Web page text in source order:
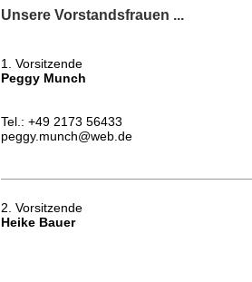
Unsere Vorstandsfrauen ...
1. Vorsitzende
Peggy Munch
Tel.: +49 2173 56433
peggy.munch@web.de
2. Vorsitzende
Heike Bauer